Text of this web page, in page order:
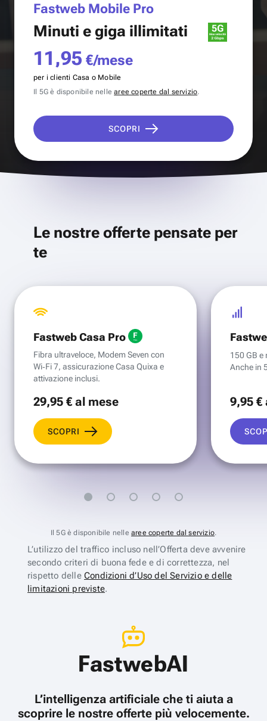
Fastweb Mobile Pro
Minuti e giga illimitati
11,95 €/mese
per i clienti Casa o Mobile
Il 5G è disponibile nellearee coperte dal servizio.
SCOPRI
Le nostre offerte pensate per
te
Fastweb Casa Pro
Fibra ultraveloce, Modem Seven con
Wi‑Fi 7, assicurazione Casa Quixa e
attivazione inclusi.
29,95 €al mese
SCOPRI
150 GB e
Anche in
9,95 €
Il 5G è disponibile nelle aree coperte dal servizio.
L’utilizzo del traffico incluso nell’Offerta deve avvenire
secondo criteri di buona fede e di correttezza, nel
rispetto delle Condizioni d’Uso del Servizio e delle
limitazioni previste.
FastwebAI
L’intelligenza artificiale che ti aiuta a
scoprire le nostre offerte più velocemente.